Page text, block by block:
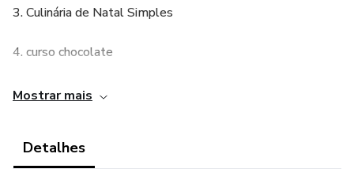
3. Culinária de Natal Simples
4. curso chocolate
5. Defendendo um estilo de vida vegetariano
7. Fazendo chocolate 101
Mostrar mais
Detalhes